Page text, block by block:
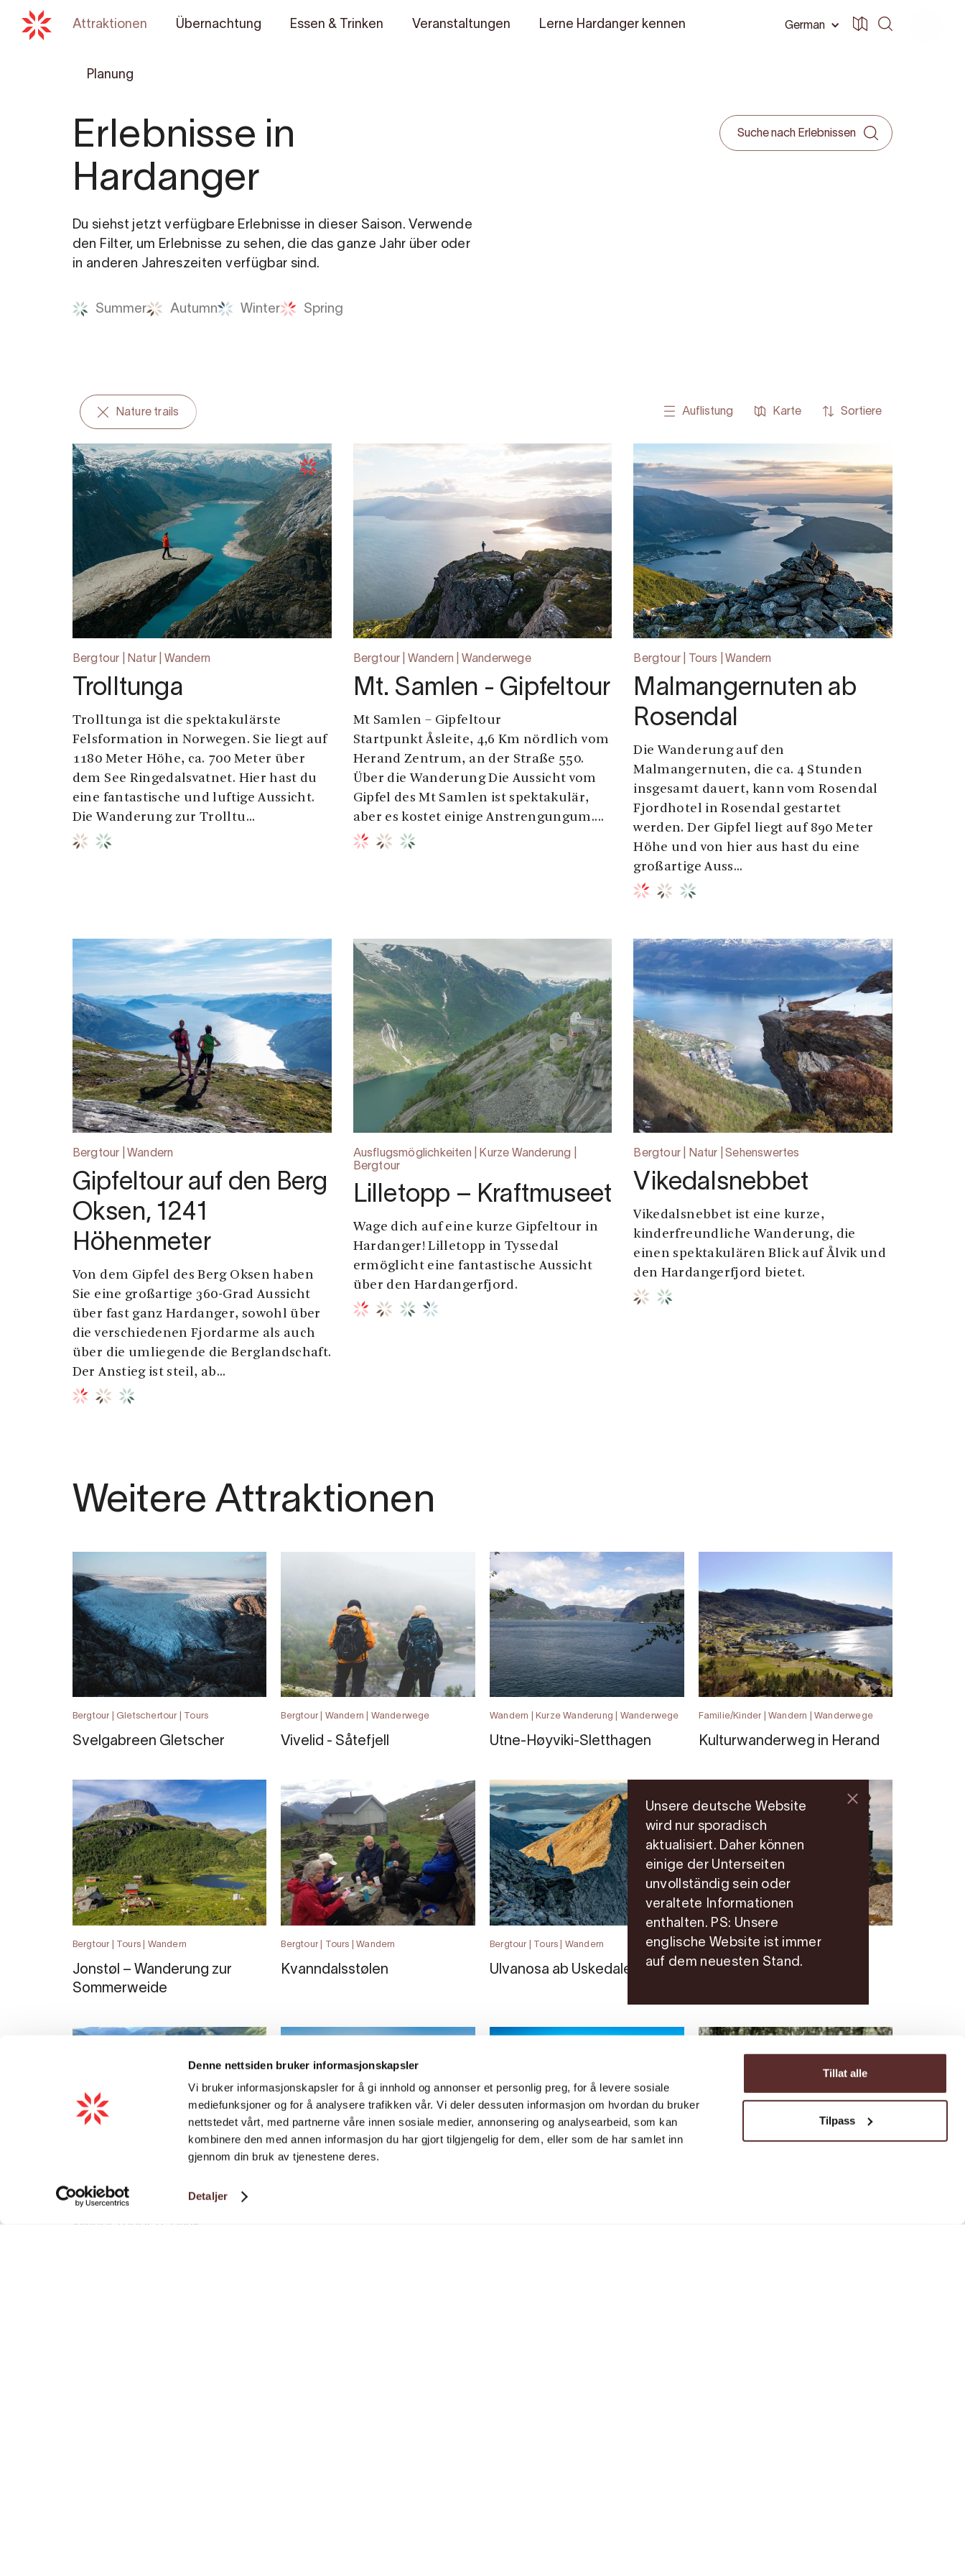
Denne nettsiden bruker informasjonskapsler
Vi bruker informasjonskapsler for å gi innhold og annonser et personlig preg, for å levere sosiale
mediefunksjoner og for å analysere trafikken vår. Vi deler dessuten informasjon om hvordan du bruker
nettstedet vårt, med partnerne våre innen sosiale medier, annonsering og analysearbeid, som kan
kombinere den med annen informasjon du har gjort tilgjengelig for dem, eller som de har samlet inn
gjennom din bruk av tjenestene deres.
Detaljer
Tillat alle
Tilpass
German
Attraktionen Übernachtung Essen & Trinken Veranstaltungen Lerne Hardanger kennen
Planung
Erlebnisse in
Hardanger
Du siehst jetzt verfügbare Erlebnisse in dieser Saison. Verwende
den Filter, um Erlebnisse zu sehen, die das ganze Jahr über oder
in anderen Jahreszeiten verfügbar sind.
Summer Autumn Winter Spring
Nature trails Auflistung Karte Sortiere
Bergtour | Natur | Wandern
Trolltunga
Trolltunga ist die spektakulärste
Felsformation in Norwegen. Sie liegt auf
1180 Meter Höhe, ca. 700 Meter über
dem See Ringedalsvatnet. Hier hast du
eine fantastische und luftige Aussicht.
Die Wanderung zur Trolltu...
Bergtour | Wandern | Wanderwege
Mt. Samlen - Gipfeltour
Mt Samlen – Gipfeltour
Startpunkt Åsleite, 4,6 Km nördlich vom
Herand Zentrum, an der Straße 550.
Über die Wanderung Die Aussicht vom
Gipfel des Mt Samlen ist spektakulär,
aber es kostet einige Anstrengungum....
Bergtour | Tours | Wandern
Malmangernuten ab
Rosendal
Die Wanderung auf den
Malmangernuten, die ca. 4 Stunden
insgesamt dauert, kann vom Rosendal
Fjordhotel in Rosendal gestartet
werden. Der Gipfel liegt auf 890 Meter
Höhe und von hier aus hast du eine
großartige Auss...
Bergtour | Wandern
Gipfeltour auf den Berg
Oksen, 1241
Höhenmeter
Von dem Gipfel des Berg Oksen haben
Sie eine großartige 360-Grad Aussicht
über fast ganz Hardanger, sowohl über
die verschiedenen Fjordarme als auch
über die umliegende die Berglandschaft.
Der Anstieg ist steil, ab...
Ausflugsmöglichkeiten | Kurze Wanderung |
Bergtour
Lilletopp – Kraftmuseet
Wage dich auf eine kurze Gipfeltour in
Hardanger! Lilletopp in Tyssedal
ermöglicht eine fantastische Aussicht
über den Hardangerfjord.
Bergtour | Natur | Sehenswertes
Vikedalsnebbet
Vikedalsnebbet ist eine kurze,
kinderfreundliche Wanderung, die
einen spektakulären Blick auf Ålvik und
den Hardangerfjord bietet.
Weitere Attraktionen
Bergtour | Gletschertour | Tours
Svelgabreen Gletscher
Bergtour | Wandern | Wanderwege
Vivelid - Såtefjell
Wandern | Kurze Wanderung | Wanderwege
Utne-Høyviki-Sletthagen
Familie/Kinder | Wandern | Wanderwege
Kulturwanderweg in Herand
Bergtour | Tours | Wandern
Jonstøl – Wanderung zur
Sommerweide
Bergtour | Tours | Wandern
Kvanndalsstølen
Bergtour | Tours | Wandern
Ulvanosa ab Uskedalen
Bergtour | Tours | Wandern
Beeren pflücken und pilze sammeln | Familie
| Fotospot
Wanderungen, Ulvik
Unsere deutsche Website
wird nur sporadisch
aktualisiert. Daher können
einige der Unterseiten
unvollständig sein oder
veraltete Informationen
enthalten. PS: Unsere
englische Website ist immer
auf dem neuesten Stand.